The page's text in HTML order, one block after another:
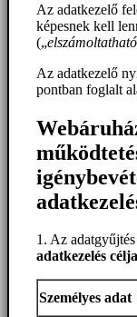
Az adatkezelő
képesnek kell
(„
Az adatkezelő
pontban foglalt
1. Az
adatkezelés célja
Személyes adat